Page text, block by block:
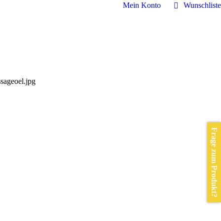
Mein Konto Wunschliste
Frage zum Produkt?